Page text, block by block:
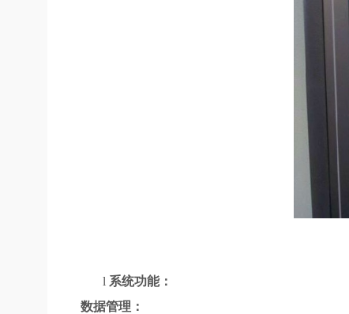
l 系统功能：
数据管理：